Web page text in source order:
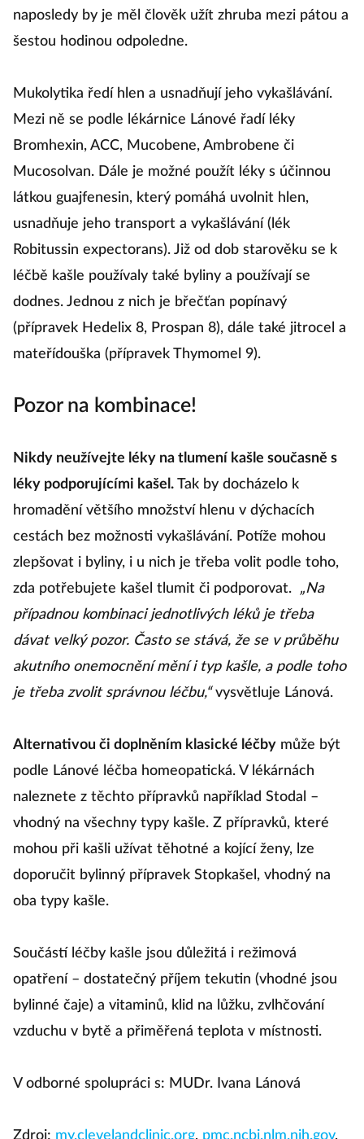
naposledy by je měl člověk užít zhruba mezi pátou a
šestou hodinou odpoledne.
Mukolytika ředí hlen a usnadňují jeho vykašlávání.
Mezi ně se podle lékárnice Lánové řadí léky
Bromhexin, ACC, Mucobene, Ambrobene či
Mucosolvan. Dále je možné použít léky s účinnou
látkou guajfenesin, který pomáhá uvolnit hlen,
usnadňuje jeho transport a vykašlávání (lék
Robitussin expectorans). Již od dob starověku se k
léčbě kašle používaly také byliny a používají se
dodnes. Jednou z nich je břečťan popínavý
(přípravek Hedelix 8, Prospan 8), dále také jitrocel a
mateřídouška (přípravek Thymomel 9).
Pozor na kombinace!
Nikdy neužívejte léky na tlumení kašle současně s
léky podporujícími kašel. Tak by docházelo k
hromadění většího množství hlenu v dýchacích
cestách bez možnosti vykašlávání. Potíže mohou
zlepšovat i byliny, i u nich je třeba volit podle toho,
zda potřebujete kašel tlumit či podporovat.
„Na
případnou kombinaci jednotlivých léků je třeba
dávat velký pozor. Často se stává, že se v průběhu
akutního onemocnění mění i typ kašle, a podle toho
je třeba zvolit správnou léčbu,“vysvětluje Lánová.
Alternativou či doplněním klasické léčby může být
podle Lánové léčba homeopatická. V lékárnách
naleznete z těchto přípravků například Stodal –
vhodný na všechny typy kašle. Z přípravků, které
mohou při kašli užívat těhotné a kojící ženy, lze
doporučit bylinný přípravek Stopkašel, vhodný na
oba typy kašle.
Součástí léčby kašle jsou důležitá i režimová
opatření – dostatečný příjem tekutin (vhodné jsou
bylinné čaje) a vitaminů, klid na lůžku, zvlhčování
vzduchu v bytě a přiměřená teplota v místnosti.
V odborné spolupráci s: MUDr. Ivana Lánová
Zdroj: my.clevelandclinic.org, pmc.ncbi.nlm.nih.gov,